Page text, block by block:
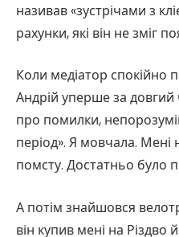
називав «зустрічами з
рахунки, які він не зміг
Коли медіатор спокійно
Андрій уперше за довгий
про помилки,
період». Я мовчала. Мені
помсту. Достатньо було
А потім знайшовся
він купив мені на Різдво